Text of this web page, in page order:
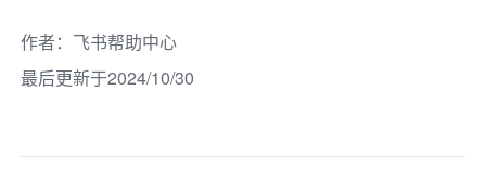
作者： 飞书帮助中心
最后更新于2024/10/30